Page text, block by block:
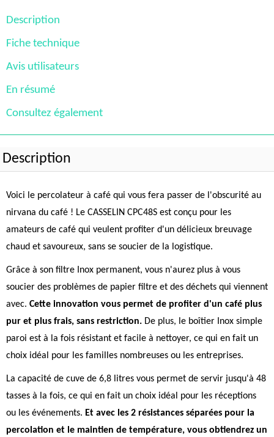
Description
Fiche technique
Avis utilisateurs
En résumé
Consultez également
Description
Voici le percolateur à café qui vous fera passer de l'obscurité au
nirvana du café ! Le CASSELIN CPC48S est conçu pour les
amateurs de café qui veulent profiter d'un délicieux breuvage
chaud et savoureux, sans se soucier de la logistique.
Grâce à son filtre Inox permanent, vous n'aurez plus à vous
soucier des problèmes de papier filtre et des déchets qui viennent
avec. Cette innovation vous permet de profiter d'un café plus
pur et plus frais, sans restriction. De plus, le boîtier Inox simple
paroi est à la fois résistant et facile à nettoyer, ce qui en fait un
choix idéal pour les familles nombreuses ou les entreprises.
La capacité de cuve de 6,8 litres vous permet de servir jusqu'à 48
tasses à la fois, ce qui en fait un choix idéal pour les réceptions
ou les événements. Et avec les 2 résistances séparées pour la
percolation et le maintien de température, vous obtiendrez un